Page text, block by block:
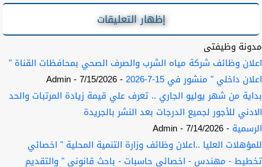
إظهار التعليقات
مدونة وظيفتى
اعلان وظائف شركة مياه الشرب والصرف الصحي بمحافظات القناة "
اعلان داخلي " منشور في 15-7-2026
- 7/15/2026
- Admin
بداية من شهر يوليو الجاري .. تعرف علي قيمة زيادة المرتبات والحد
الادني للأجور لجميع الدرجات بعد النشر بالجريدة
الرسمية - 7/14/2026
- Admin
للمؤهلات العليا ..اعلان وظائف وزارة التنمية المحلية " اخصائي
تخطيط - مهندس - اخصائي حاسبات - باحث قانوني " والتقديم